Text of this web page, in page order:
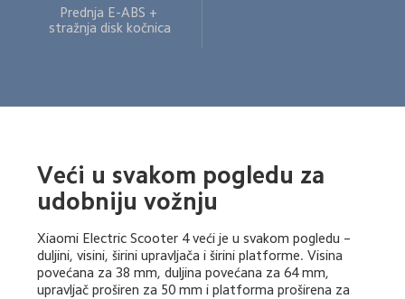
Prednja E-ABS +
stražnja disk kočnica
Veći u svakom pogledu za
udobniju vožnju
Xiaomi Electric Scooter 4 veći je u svakom pogledu –
duljini, visini, širini upravljača i širini platforme. Visina
povećana za 38 mm, duljina povećana za 64 mm,
upravljač proširen za 50 mm i platforma proširena za